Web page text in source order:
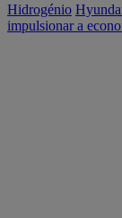
Hidrogénio
impulsionar a